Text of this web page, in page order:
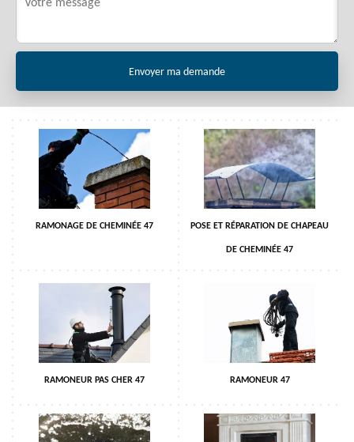
RAMONAGE DE CHEMINÉE 47 POSE ET RÉPARATION DE CHAPEAU
DE CHEMINÉE 47
RAMONEUR PAS CHER 47 RAMONEUR 47